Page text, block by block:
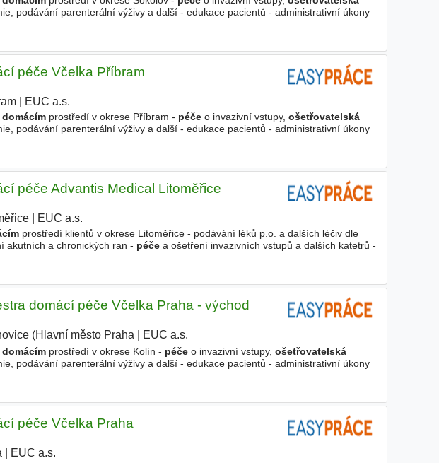
podávání parenterální výživy a další - edukace pacientů - administrativní úkony
péče Včelka Příbram
| EUC a.s.
domácímprostředí v okrese Příbram - péčeo invazivní vstupy, ošetřovatelská
podávání parenterální výživy a další - edukace pacientů - administrativní úkony
péče Advantis Medical Litoměřice
| EUC a.s.
prostředí klientů v okrese Litoměřice - podávání léků p.o. a dalších léčiv dle
akutních a chronických ran - péčea ošetření invazivních vstupů a dalších katetrů -
domácí péče Včelka Praha - východ
(Hlavní město Praha EUC a.s.
domácímprostředí v okrese Kolín - péčeo invazivní vstupy, ošetřovatelská
podávání parenterální výživy a další - edukace pacientů - administrativní úkony
péče Včelka Praha
EUC a.s.